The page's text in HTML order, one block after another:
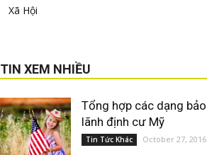
Xã Hội
TIN XEM NHIỀU
Tổng hợp các dạng bảo
lãnh định cư Mỹ
Tin Tức Khác October 27, 2016